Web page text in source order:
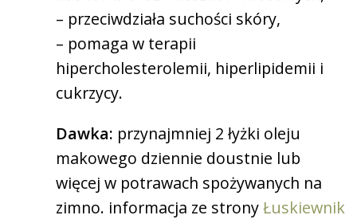
– przeciwdziała suchości skóry,
– pomaga w terapii
hipercholesterolemii, hiperlipidemii i
cukrzycy.
Dawka: przynajmniej 2 łyżki oleju
makowego dziennie doustnie lub
więcej w potrawach spożywanych na
zimno. informacja ze stronyŁuskiewnik